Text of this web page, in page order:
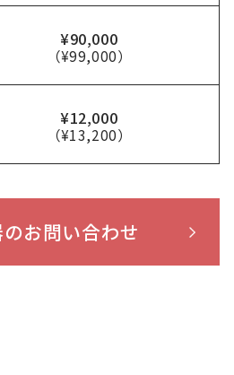
¥90,000
（¥99,000）
¥12,000
（¥13,200）
お問い合わせ